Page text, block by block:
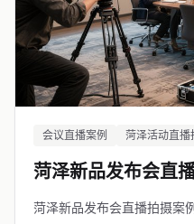
会议直播案例 菏泽活动直
菏泽新品发布会直
菏泽新品发布会直播拍摄案